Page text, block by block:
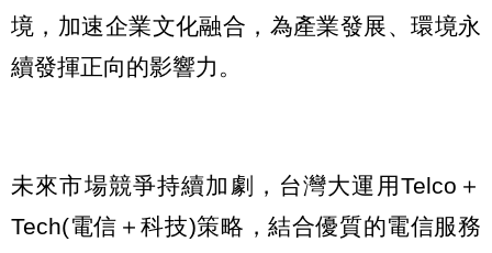
境，加速企業文化融合，為產業發展、環境永
續發揮正向的影響力。
未來市場競爭持續加劇，台灣大運用Telco＋
Tech(電信＋科技)策略，結合優質的電信服務